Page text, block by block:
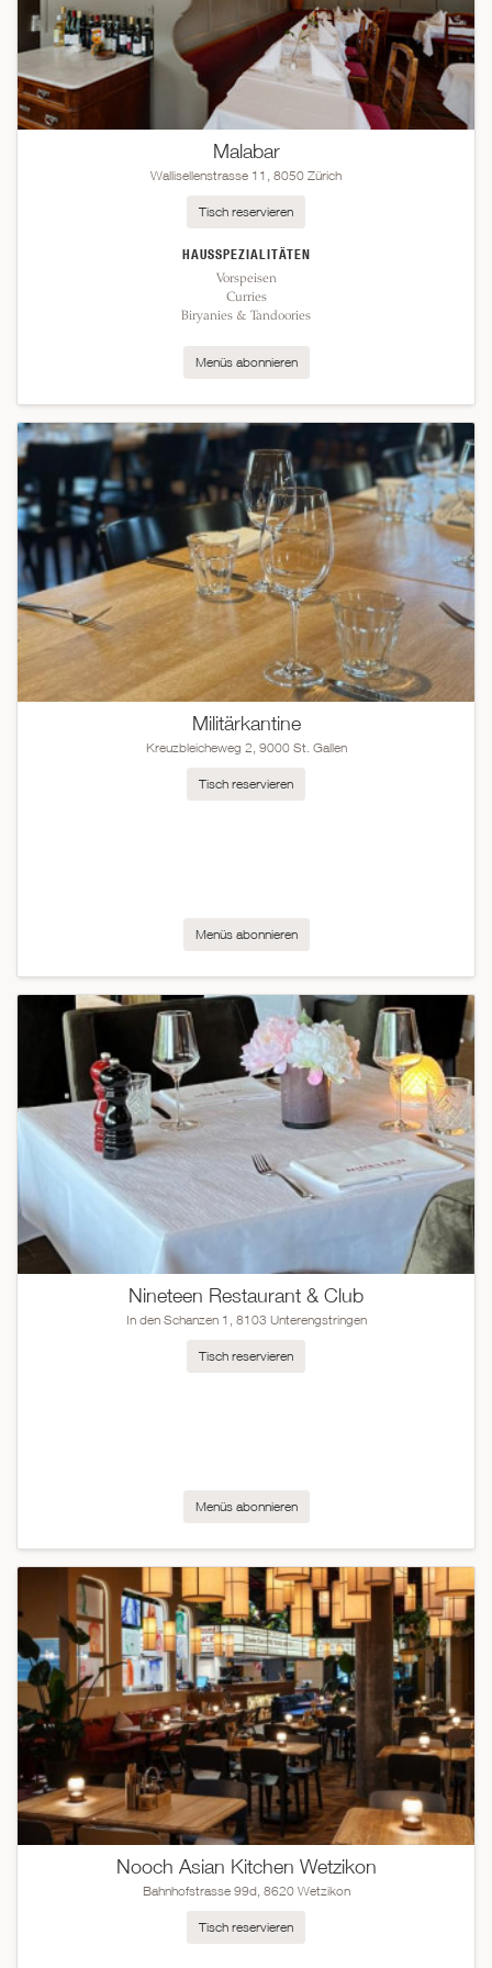
Malabar
Wallisellenstrasse 11, 8050 Zürich
HAUSSPEZIALITÄTEN
Vorspeisen
Curries
Biryanies & Tandoories
Menüs abonnieren
Tisch reservieren
Militärkantine
Kreuzbleicheweg 2, 9000 St. Gallen
Menüs abonnieren
Tisch reservieren
Nineteen Restaurant & Club
In den Schanzen 1, 8103 Unterengstringen
Menüs abonnieren
Tisch reservieren
Nooch Asian Kitchen Wetzikon
Bahnhofstrasse 99d, 8620 Wetzikon
Tisch reservieren